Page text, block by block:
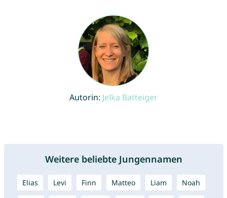
Autorin: Jelka Batteiger
Weitere beliebte Jungennamen
Elias Levi Finn Matteo Liam Noah